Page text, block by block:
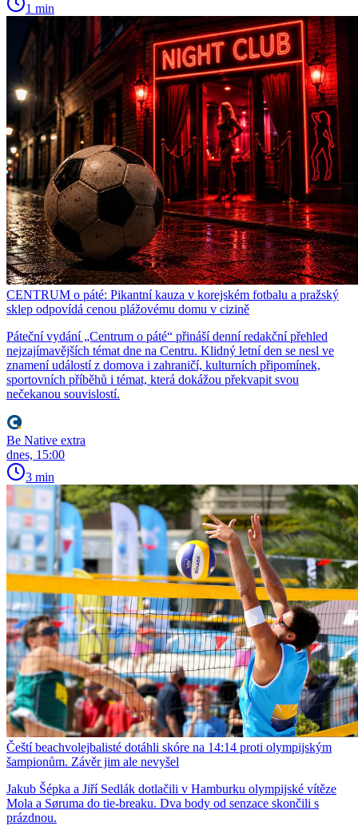
1 min
CENTRUM o páté: Pikantní kauza v korejském fotbalu a pražský
sklep odpovídá cenou plážovému domu v cizině
Páteční vydání „Centrum o páté“ přináší denní redakční přehled
nejzajímavějších témat dne na Centru. Klidný letní den se nesl ve
znamení událostí z domova i zahraničí, kulturních připomínek,
sportovních příběhů i témat, která dokážou překvapit svou
nečekanou souvislostí.
Be Native extra
dnes, 15:00
3 min
Čeští beachvolejbalisté dotáhli skóre na 14:14 proti olympijským
šampionům. Závěr jim ale nevyšel
Jakub Šépka a Jiří Sedlák dotlačili v Hamburku olympijské vítěze
Mola a Søruma do tie-breaku. Dva body od senzace skončili s
prázdnou.